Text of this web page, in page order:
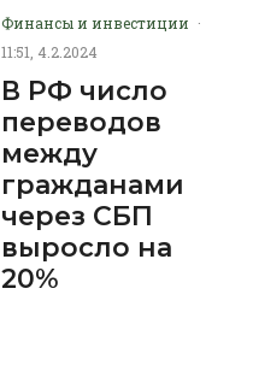
Финансы и инвестиции ·
11:51, 4.2.2024
В РФ число
переводов
между
гражданами
через СБП
выросло на
20%